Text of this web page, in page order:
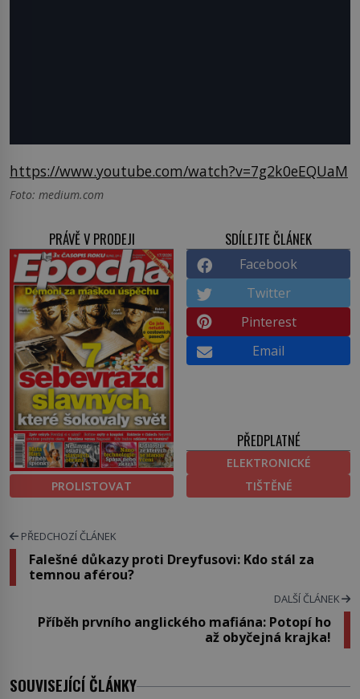
https://www.youtube.com/watch?v=7g2k0eEQUaM
Foto: medium.com
PRÁVĚ V PRODEJI
PROLISTOVAT
SDÍLEJTE ČLÁNEK
Facebook
Twitter
Pinterest
Email
PŘEDPLATNÉ
ELEKTRONICKÉ
TIŠTĚNÉ
PŘEDCHOZÍ ČLÁNEK
Falešné důkazy proti Dreyfusovi: Kdo stál za
temnou aférou?
DALŠÍ ČLÁNEK
Příběh prvního anglického mafiána: Potopí ho
až obyčejná krajka!
SOUVISEJÍCÍ ČLÁNKY